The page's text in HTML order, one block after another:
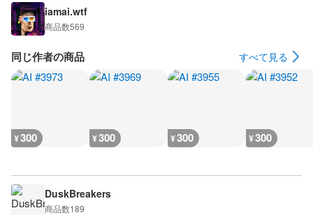
iamai.wtf
商品数569
同じ作者の商品 すべて見る
¥300 ¥300 ¥300 ¥300
DuskBreakers
商品数189